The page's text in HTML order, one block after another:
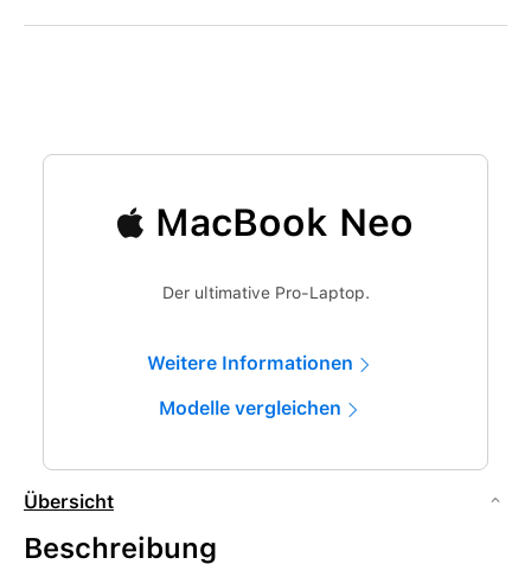
MacBook Neo
Der ultimative Pro-Laptop.
Weitere Informationen
Modelle vergleichen
Übersicht
Beschreibung